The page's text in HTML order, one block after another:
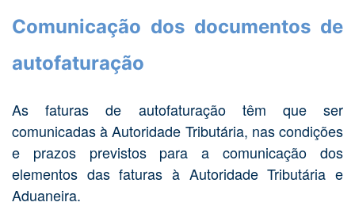
Comunicação dos documentos de
autofaturação
As faturas de autofaturação têm que ser
comunicadas à Autoridade Tributária, nas condições
e prazos previstos para a comunicação dos
elementos das faturas à Autoridade Tributária e
Aduaneira.